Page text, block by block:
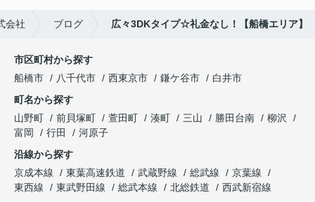
会社 ブログ 広々3DKタイプ☆礼金なし！【船橋エリア】
市区町村から探す
船橋市
八千代市 西東京市 鎌ケ谷市
白井市
町名から探す
山野町
前貝塚町 萱田町 湊町 三山 勝田台南
柳沢
富岡
行田
河原子
沿線から探す
京成本線
東葉高速鉄道 武蔵野線 総武線
京葉線
東西線
東武野田線 総武本線 北総鉄道
西武新宿線